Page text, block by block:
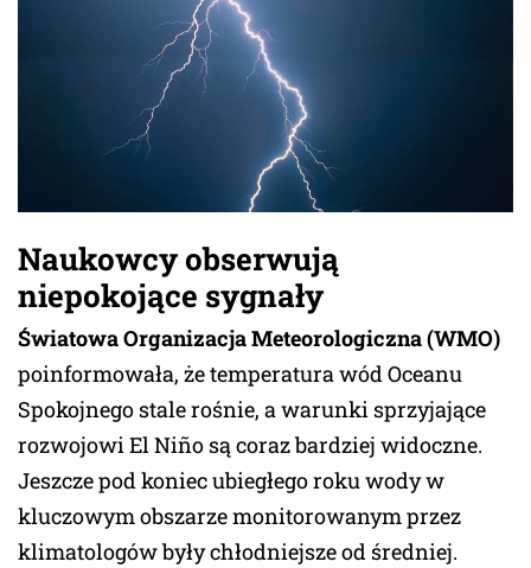
Naukowcy obserwują
niepokojące sygnały
Światowa Organizacja Meteorologiczna (WMO)
poinformowała, że temperatura wód Oceanu
Spokojnego stale rośnie, a warunki sprzyjające
rozwojowi El Niño są coraz bardziej widoczne.
Jeszcze pod koniec ubiegłego roku wody w
kluczowym obszarze monitorowanym przez
klimatologów były chłodniejsze od średniej.